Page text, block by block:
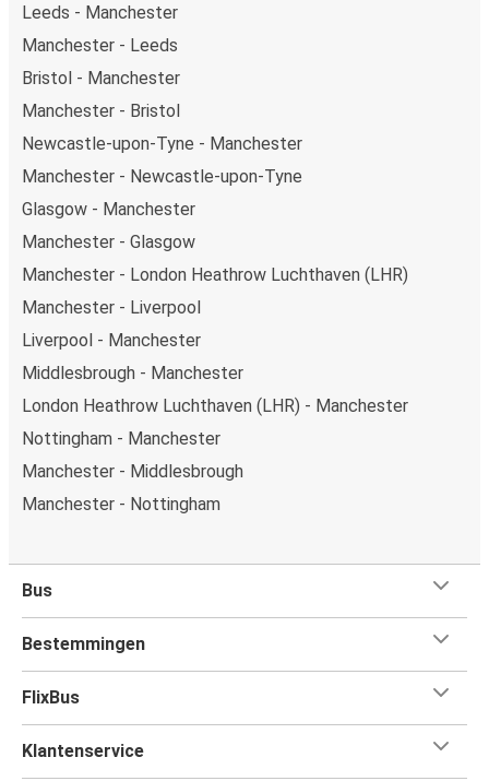
Leeds - Manchester
Manchester - Leeds
Bristol - Manchester
Manchester - Bristol
Newcastle-upon-Tyne - Manchester
Manchester - Newcastle-upon-Tyne
Glasgow - Manchester
Manchester - Glasgow
Manchester - London Heathrow Luchthaven (LHR)
Manchester - Liverpool
Liverpool - Manchester
Middlesbrough - Manchester
London Heathrow Luchthaven (LHR) - Manchester
Nottingham - Manchester
Manchester - Middlesbrough
Manchester - Nottingham
Bus
Bestemmingen
FlixBus
Klantenservice